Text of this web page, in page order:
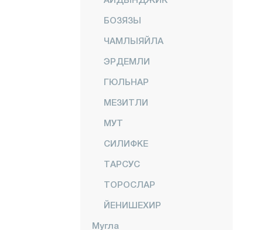
БОЗЯЗЫ
ЧАМЛЫЯЙЛА
ЭРДЕМЛИ
ГЮЛЬНАР
МЕЗИТЛИ
МУТ
СИЛИФКЕ
ТАРСУС
ТОРОСЛАР
ЙЕНИШЕХИР
Мугла